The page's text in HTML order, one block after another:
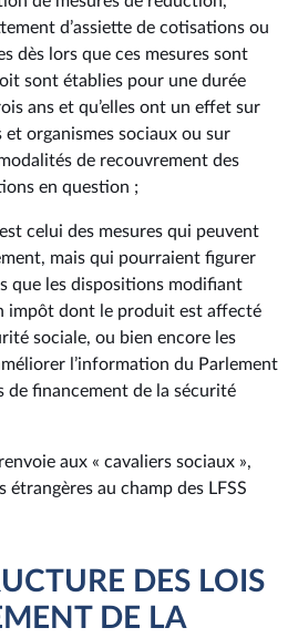
d’assiette de cotisations ou
dès lors que ces mesures sont
sont établies pour une durée
ans et qu’elles ont un effet sur
et organismes sociaux ou sur
de recouvrement des
en question ;
celui des mesures qui peuvent
mais qui pourraient figurer
que les dispositions modifiant
impôt dont le produit est affecté
sociale, ou bien encore les
l’information du Parlement
de financement de la sécurité
aux « cavaliers sociaux »,
étrangères au champ des LFSS
DES LOIS
DE LA